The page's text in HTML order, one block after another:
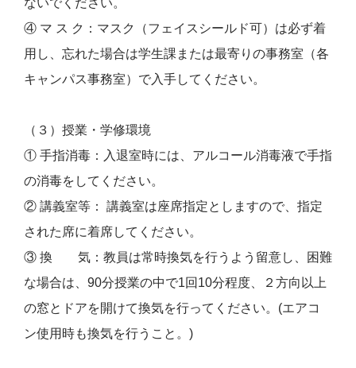
ないでください。
④ マ ス ク：マスク（フェイスシールド可）は必ず着
用し、忘れた場合は学生課または最寄りの事務室（各
キャンパス事務室）で入手してください。
（３）授業・学修環境
① 手指消毒：入退室時には、アルコール消毒液で手指
の消毒をしてください。
② 講義室等： 講義室は座席指定としますので、指定
された席に着席してください。
③ 換 気：教員は常時換気を行うよう留意し、困難
な場合は、90分授業の中で1回10分程度、２方向以上
の窓とドアを開けて換気を行ってください。(エアコ
ン使用時も換気を行うこと。)